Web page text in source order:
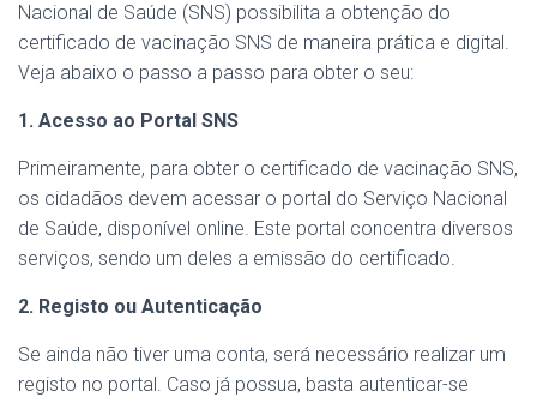
Nacional de Saúde (SNS) possibilita a obtenção do
certificado de vacinação SNS de maneira prática e digital.
Veja abaixo o passo a passo para obter o seu:
1. Acesso ao Portal SNS
Primeiramente, para obter o certificado de vacinação SNS,
os cidadãos devem acessar o portal do Serviço Nacional
de Saúde, disponível online. Este portal concentra diversos
serviços, sendo um deles a emissão do certificado.
2. Registo ou Autenticação
Se ainda não tiver uma conta, será necessário realizar um
registo no portal. Caso já possua, basta autenticar-se